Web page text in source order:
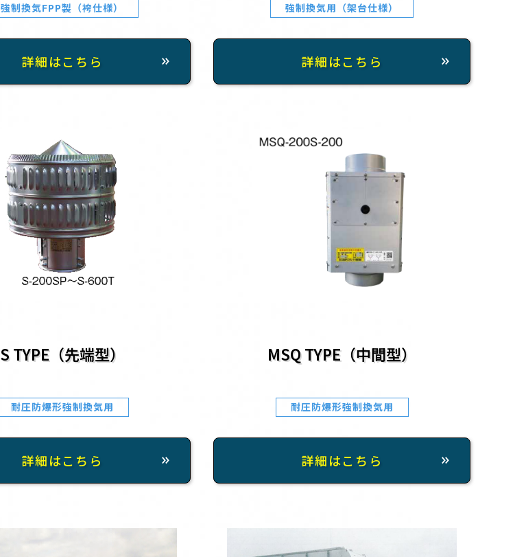
強制換気FPP製（袴仕様）
詳細はこちら
強制換気用（架台仕様）
詳細はこちら
S TYPE（先端型）
耐圧防爆形強制換気用
詳細はこちら
MSQ TYPE（中間型）
耐圧防爆形強制換気用
詳細はこちら